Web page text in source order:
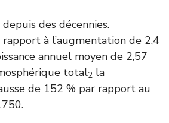
des décennies.
à l’augmentation de 2,4
annuel moyen de 2,57
total2 la
de 152 % par rapport au